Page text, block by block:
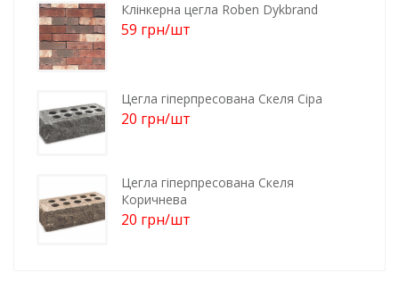
Клінкерна цегла Roben Dykbrand
59 грн/шт
Цегла гіперпресована Скеля Сіра
20 грн/шт
Цегла гіперпресована Скеля
Коричнева
20 грн/шт